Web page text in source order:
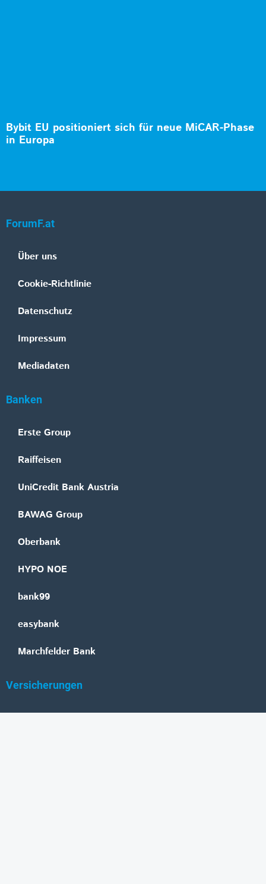
Bybit EU positioniert sich für neue MiCAR-Phase
in Europa
ForumF.at
Über uns
Cookie-Richtlinie
Datenschutz
Impressum
Mediadaten
Banken
Erste Group
Raiffeisen
UniCredit Bank Austria
BAWAG Group
Oberbank
HYPO NOE
bank99
easybank
Marchfelder Bank
Versicherungen